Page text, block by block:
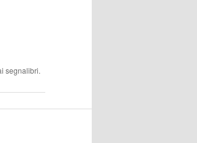
segnalibri.